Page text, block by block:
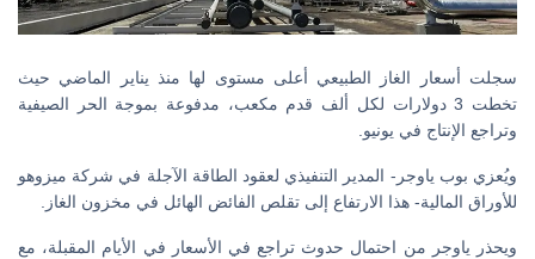
سجلت أسعار الغاز الطبيعي أعلى مستوى لها منذ يناير الماضي حيث
تخطت 3 دولارات لكل ألف قدم مكعب، مدفوعة بموجة الحر الصيفية
وتراجع الإنتاج في يونيو.
ويُعزي بوب ياوجر- المدير التنفيذي لعقود الطاقة الآجلة في شركة ميزوهو
للأوراق المالية- هذا الارتفاع إلى تقلص الفائض الهائل في مخزون الغاز.
ويحذر ياوجر من احتمال حدوث تراجع في الأسعار في الأيام المقبلة، مع